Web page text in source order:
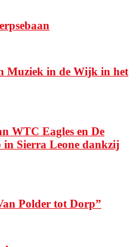
Muziek in de Wijk in het
WTC Eagles en De
Sierra Leone dankzij
Polder tot Dorp”